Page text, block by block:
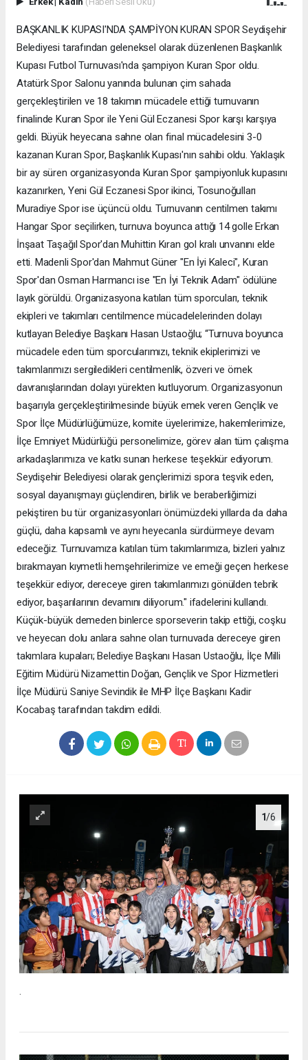
BAŞKANLIK KUPASI'NDA ŞAMPİYON KURAN SPOR Seydişehir
Belediyesi tarafından geleneksel olarak düzenlenen Başkanlık
Kupası Futbol Turnuvası'nda şampiyon Kuran Spor oldu.
Atatürk Spor Salonu yanında bulunan çim sahada
gerçekleştirilen ve 18 takımın mücadele ettiği turnuvanın
finalinde Kuran Spor ile Yeni Gül Eczanesi Spor karşı karşıya
geldi. Büyük heyecana sahne olan final mücadelesini 3-0
kazanan Kuran Spor, Başkanlık Kupası'nın sahibi oldu. Yaklaşık
bir ay süren organizasyonda Kuran Spor şampiyonluk kupasını
kazanırken, Yeni Gül Eczanesi Spor ikinci, Tosunoğulları
Muradiye Spor ise üçüncü oldu. Turnuvanın centilmen takımı
Hangar Spor seçilirken, turnuva boyunca attığı 14 golle Erkan
İnşaat Taşağıl Spor'dan Muhittin Kıran gol kralı unvanını elde
etti. Madenli Spor'dan Mahmut Güner "En İyi Kaleci", Kuran
Spor'dan Osman Harmancı ise "En İyi Teknik Adam" ödülüne
layık görüldü. Organizasyona katılan tüm sporcuları, teknik
ekipleri ve takımları centilmence mücadelelerinden dolayı
kutlayan Belediye Başkanı Hasan Ustaoğlu; “Turnuva boyunca
mücadele eden tüm sporcularımızı, teknik ekiplerimizi ve
takımlarımızı sergiledikleri centilmenlik, özveri ve örnek
davranışlarından dolayı yürekten kutluyorum. Organizasyonun
başarıyla gerçekleştirilmesinde büyük emek veren Gençlik ve
Spor İlçe Müdürlüğümüze, komite üyelerimize, hakemlerimize,
İlçe Emniyet Müdürlüğü personelimize, görev alan tüm çalışma
arkadaşlarımıza ve katkı sunan herkese teşekkür ediyorum.
Seydişehir Belediyesi olarak gençlerimizi spora teşvik eden,
sosyal dayanışmayı güçlendiren, birlik ve beraberliğimizi
pekiştiren bu tür organizasyonları önümüzdeki yıllarda da daha
güçlü, daha kapsamlı ve aynı heyecanla sürdürmeye devam
edeceğiz. Turnuvamıza katılan tüm takımlarımıza, bizleri yalnız
bırakmayan kıymetli hemşehrilerimize ve emeği geçen herkese
teşekkür ediyor, dereceye giren takımlarımızı gönülden tebrik
ediyor, başarılarının devamını diliyorum." ifadelerini kullandı.
Küçük-büyük demeden binlerce sporseverin takip ettiği, coşku
ve heyecan dolu anlara sahne olan turnuvada dereceye giren
takımlara kupaları; Belediye Başkanı Hasan Ustaoğlu, İlçe Milli
Eğitim Müdürü Nizamettin Doğan, Gençlik ve Spor Hizmetleri
İlçe Müdürü Saniye Sevindik ile MHP İlçe Başkanı Kadir
Kocabaş tarafından takdim edildi.
1/6
.